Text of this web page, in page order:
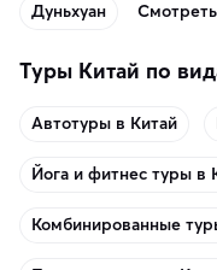
Дуньхуан
Туры Китай по
Автотуры в Китай
Йога и фитнес туры в
Комбинированные